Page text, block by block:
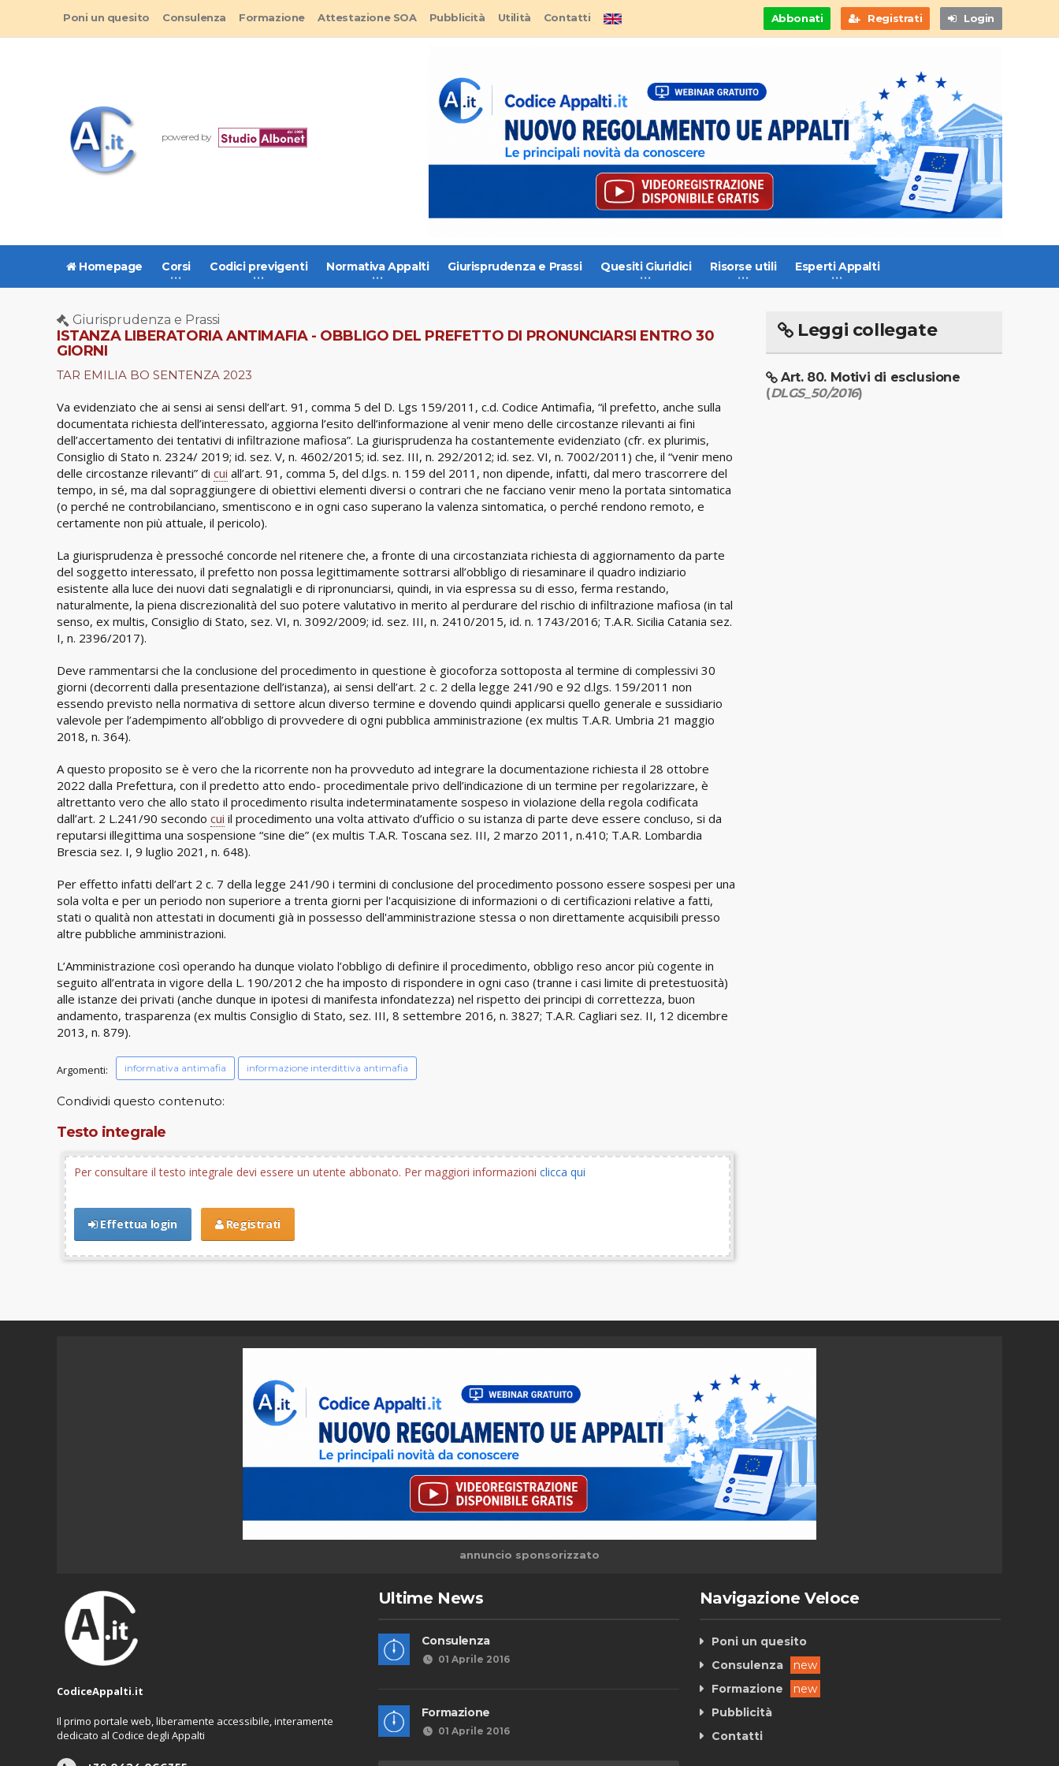
Abbonati Registrati Login
Poni un quesito Consulenza Formazione Attestazione SOA Pubblicità Utilità Contatti
powered by
Homepage Corsi Codici previgenti Normativa Appalti Giurisprudenza e Prassi Quesiti Giuridici Risorse utili Esperti Appalti
Giurisprudenza e Prassi
ISTANZA LIBERATORIA ANTIMAFIA - OBBLIGO DEL PREFETTO DI PRONUNCIARSI ENTRO 30
GIORNI
TAR EMILIA BO SENTENZA 2023
Va evidenziato che ai sensi ai sensi dell’art. 91, comma 5 del D. Lgs 159/2011, c.d. Codice Antimafia, “il prefetto, anche sulla
documentata richiesta dell’interessato, aggiorna l’esito dell’informazione al venir meno delle circostanze rilevanti ai fini
dell’accertamento dei tentativi di infiltrazione mafiosa”. La giurisprudenza ha costantemente evidenziato (cfr. ex plurimis,
Consiglio di Stato n. 2324/ 2019; id. sez. V, n. 4602/2015; id. sez. III, n. 292/2012; id. sez. VI, n. 7002/2011) che, il “venir meno
delle circostanze rilevanti” di cui all’art. 91, comma 5, del d.lgs. n. 159 del 2011, non dipende, infatti, dal mero trascorrere del
tempo, in sé, ma dal sopraggiungere di obiettivi elementi diversi o contrari che ne facciano venir meno la portata sintomatica
(o perché ne controbilanciano, smentiscono e in ogni caso superano la valenza sintomatica, o perché rendono remoto, e
certamente non più attuale, il pericolo).
La giurisprudenza è pressoché concorde nel ritenere che, a fronte di una circostanziata richiesta di aggiornamento da parte
del soggetto interessato, il prefetto non possa legittimamente sottrarsi all’obbligo di riesaminare il quadro indiziario
esistente alla luce dei nuovi dati segnalatigli e di ripronunciarsi, quindi, in via espressa su di esso, ferma restando,
naturalmente, la piena discrezionalità del suo potere valutativo in merito al perdurare del rischio di infiltrazione mafiosa (in tal
senso, ex multis, Consiglio di Stato, sez. VI, n. 3092/2009; id. sez. III, n. 2410/2015, id. n. 1743/2016; T.A.R. Sicilia Catania sez.
I, n. 2396/2017).
Deve rammentarsi che la conclusione del procedimento in questione è giocoforza sottoposta al termine di complessivi 30
giorni (decorrenti dalla presentazione dell’istanza), ai sensi dell’art. 2 c. 2 della legge 241/90 e 92 d.lgs. 159/2011 non
essendo previsto nella normativa di settore alcun diverso termine e dovendo quindi applicarsi quello generale e sussidiario
valevole per l’adempimento all’obbligo di provvedere di ogni pubblica amministrazione (ex multis T.A.R. Umbria 21 maggio
2018, n. 364).
A questo proposito se è vero che la ricorrente non ha provveduto ad integrare la documentazione richiesta il 28 ottobre
2022 dalla Prefettura, con il predetto atto endo- procedimentale privo dell’indicazione di un termine per regolarizzare, è
altrettanto vero che allo stato il procedimento risulta indeterminatamente sospeso in violazione della regola codificata
dall’art. 2 L.241/90 secondo cui il procedimento una volta attivato d’ufficio o su istanza di parte deve essere concluso, si da
reputarsi illegittima una sospensione “sine die” (ex multis T.A.R. Toscana sez. III, 2 marzo 2011, n.410; T.A.R. Lombardia
Brescia sez. I, 9 luglio 2021, n. 648).
Per effetto infatti dell’art 2 c. 7 della legge 241/90 i termini di conclusione del procedimento possono essere sospesi per una
sola volta e per un periodo non superiore a trenta giorni per l'acquisizione di informazioni o di certificazioni relative a fatti,
stati o qualità non attestati in documenti già in possesso dell'amministrazione stessa o non direttamente acquisibili presso
altre pubbliche amministrazioni.
L’Amministrazione così operando ha dunque violato l’obbligo di definire il procedimento, obbligo reso ancor più cogente in
seguito all’entrata in vigore della L. 190/2012 che ha imposto di rispondere in ogni caso (tranne i casi limite di pretestuosità)
alle istanze dei privati (anche dunque in ipotesi di manifesta infondatezza) nel rispetto dei principi di correttezza, buon
andamento, trasparenza (ex multis Consiglio di Stato, sez. III, 8 settembre 2016, n. 3827; T.A.R. Cagliari sez. II, 12 dicembre
2013, n. 879).
Argomenti: informativa antimafia informazione interdittiva antimafia
Condividi questo contenuto:
Testo integrale
Per consultare il testo integrale devi essere un utente abbonato. Per maggiori informazioni clicca qui
Effettua login Registrati
Leggi collegate
Art. 80. Motivi di esclusione
(DLGS_50/2016)
annuncio sponsorizzato
CodiceAppalti.it
Il primo portale web, liberamente accessibile, interamente
dedicato al Codice degli Appalti
Ultime News
Consulenza
01 Aprile 2016
Formazione
01 Aprile 2016
Navigazione Veloce
Poni un quesito
Consulenza
new
Formazione
new
Pubblicità
Contatti